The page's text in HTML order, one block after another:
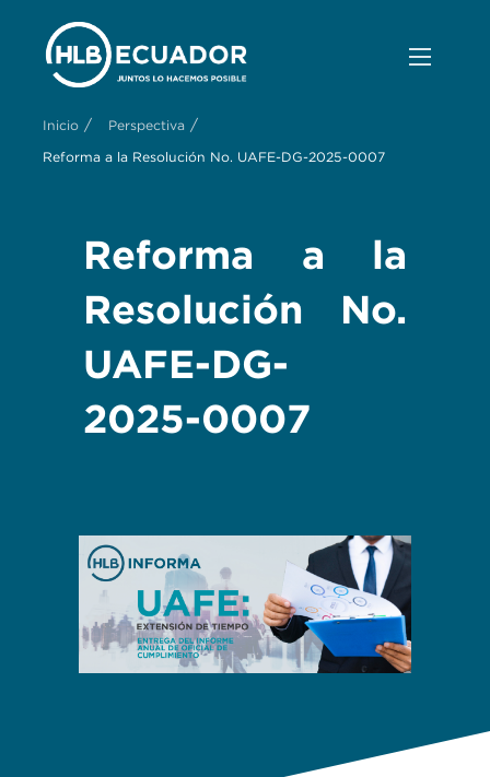
Inicio / Perspectiva /
Reforma a la Resolución No. UAFE-DG-2025-0007
Reforma a la
Resolución No.
UAFE-DG-
2025-0007